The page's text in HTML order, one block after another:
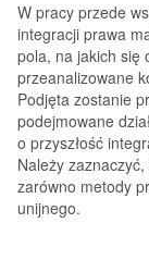
W pracy przede
integracji prawa
pola, na jakich się
przeanalizowane
Podjęta zostanie
podejmowane
o przyszłość
Należy
zarówno metody
unijnego.